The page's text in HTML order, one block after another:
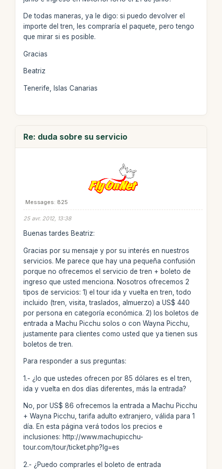
De todas maneras, ya le digo: si puedo devolver el
importe del tren, les compraría el paquete, pero tengo
que mirar si es posible.
Gracias
Beatriz
Tenerife, Islas Canarias
Re: duda sobre su servicio
Messages: 825
25 avr. 2012, 13:38
Buenas tardes Beatriz:
Gracias por su mensaje y por su interés en nuestros
servicios. Me parece que hay una pequeña confusión
porque no ofrecemos el servicio de tren + boleto de
ingreso que usted menciona. Nosotros ofrecemos 2
tipos de servicios: 1) el tour ida y vuelta en tren, todo
incluido (tren, visita, traslados, almuerzo) a US$ 440
por persona en categoría económica. 2) los boletos de
entrada a Machu Picchu solos o con Wayna Picchu,
justamente para clientes como usted que ya tienen sus
boletos de tren.
Para responder a sus preguntas:
1.- ¿lo que ustedes ofrecen por 85 dólares es el tren,
ida y vuelta en dos días diferentes, más la entrada?
No, por US$ 86 ofrecemos la entrada a Machu Picchu
+ Wayna Picchu, tarifa adulto extranjero, válida para 1
día. En esta página verá todos los precios e
inclusiones: http://www.machupicchu-
tour.com/tour/ticket.php?lg=es
2.- ¿Puedo comprarles el boleto de entrada